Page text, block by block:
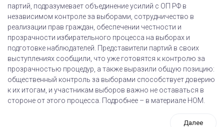
партий, подразумевает объединение усилий с ОП РФ в
независимом контроле за выборами, сотрудничество в
реализации прав граждан, обеспечении честности и
прозрачности избирательного процесса на выборах и
подготовке наблюдателей. Представители партий в своих
выступлениях сообщили, что уже готовятся к контролю за
прозрачностью процедур, а также выразили общую позицию:
общественный контроль за выборами способствует доверию
к их итогам, и участникам выборов важно не оставаться в
стороне от этого процесса. Подробнее – в материале НОМ.
Далее